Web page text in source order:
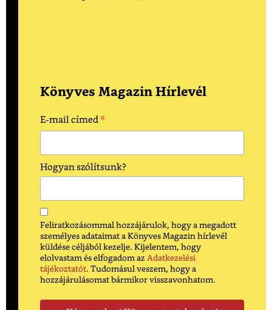
Könyves Magazin Hírlevél
E-mail címed *
Hogyan szólítsunk?
Feliratkozásommal hozzájárulok, hogy a megadott
személyes adataimat a Könyves Magazin hírlevél
küldése céljából kezelje. Kijelentem, hogy
elolvastam és elfogadom az Adatkezelési
tájékoztatót. Tudomásul veszem, hogy a
hozzájárulásomat bármikor visszavonhatom.